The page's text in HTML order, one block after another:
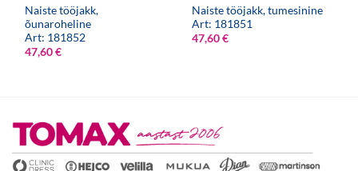
Naiste tööjakk,
õunaroheline
Art: 181852
47,60€
Naiste tööjakk, tumesinine
Art: 181851
47,60€